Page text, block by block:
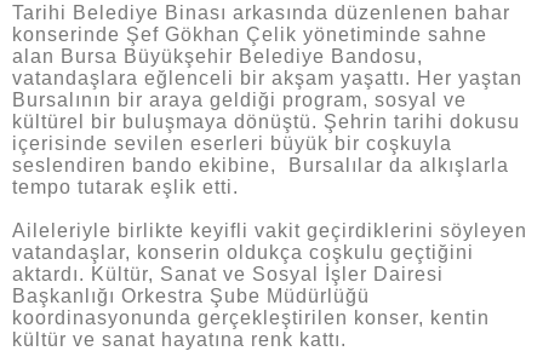
Tarihi Belediye Binası arkasında düzenlenen bahar
konserinde Şef Gökhan Çelik yönetiminde sahne
alan Bursa Büyükşehir Belediye Bandosu,
vatandaşlara eğlenceli bir akşam yaşattı. Her yaştan
Bursalının bir araya geldiği program, sosyal ve
kültürel bir buluşmaya dönüştü. Şehrin tarihi dokusu
içerisinde sevilen eserleri büyük bir coşkuyla
seslendiren bando ekibine, Bursalılar da alkışlarla
tempo tutarak eşlik etti.
Aileleriyle birlikte keyifli vakit geçirdiklerini söyleyen
vatandaşlar, konserin oldukça coşkulu geçtiğini
aktardı. Kültür, Sanat ve Sosyal İşler Dairesi
Başkanlığı Orkestra Şube Müdürlüğü
koordinasyonunda gerçekleştirilen konser, kentin
kültür ve sanat hayatına renk kattı.